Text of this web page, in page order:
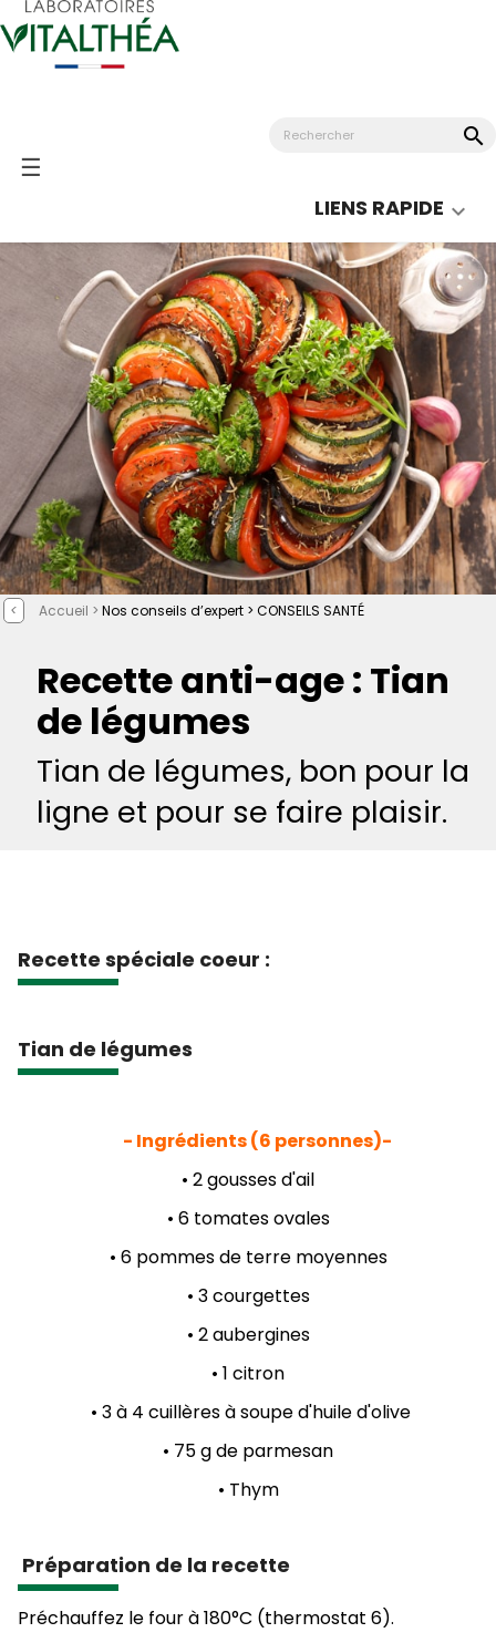
Basculer
☰
search
LIENS RAPIDE 
< Accueil > Nos conseils d’expert > CONSEILS SANTÉ
Recette anti-age : Tian
de légumes
Tian de légumes, bon pour la
ligne et pour se faire plaisir.
Recette spéciale coeur :
Tian de légumes
- Ingrédients (6 personnes)-
• 2 gousses d'ail
• 6 tomates ovales
• 6 pommes de terre moyennes
• 3 courgettes
• 2 aubergines
• 1 citron
• 3 à 4 cuillères à soupe d'huile d'olive
• 75 g de parmesan
• Thym
Préparation de la recette
Préchauffez le four à 180°C (thermostat 6).